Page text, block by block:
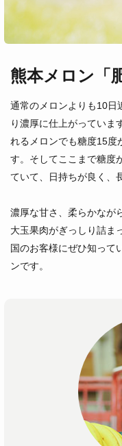
熊本メロン「
通常のメロンよりも10日
り濃厚に仕上がってい
れるメロンでも糖度15度
す。そしてここまで糖度
ていて、日持ちが良く、
濃厚な甘さ、柔らかなが
大玉果肉がぎっしり詰ま
国のお客様にぜひ知って
ンです。